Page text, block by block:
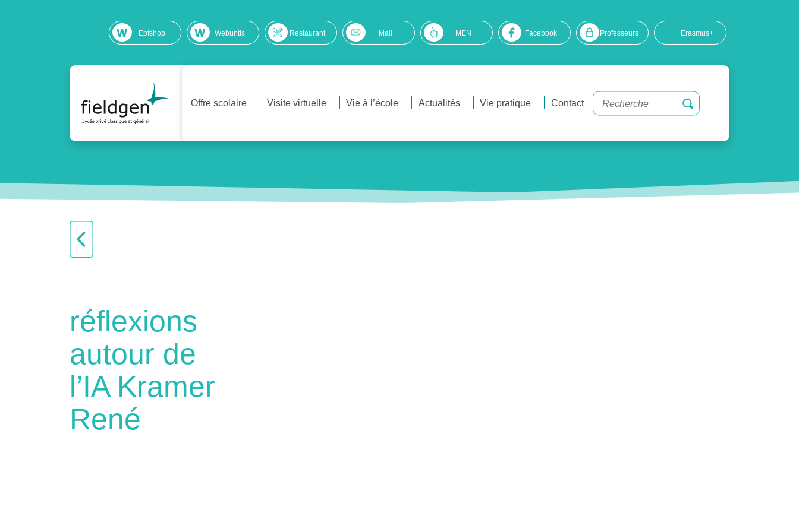
Epfshop Webuntis Restaurant Mail MEN Facebook Professeurs Erasmus+
Offre scolaire Visite virtuelle Vie à l’école Actualités Vie pratique Contact
réflexions
autour de
l’IA Kramer
René